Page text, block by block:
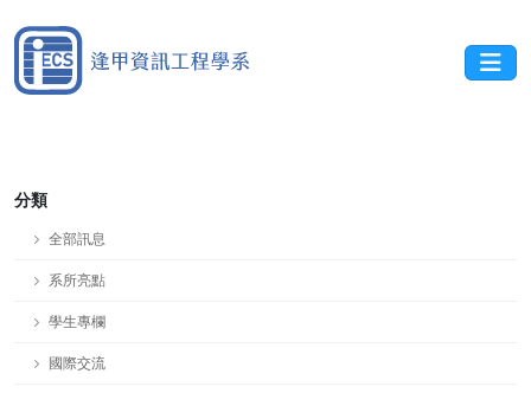
分類
全部訊息
系所亮點
學生專欄
國際交流